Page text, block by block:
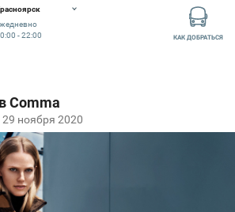
- 22:00
КАК ДОБРАТЬСЯ
ноября 2020